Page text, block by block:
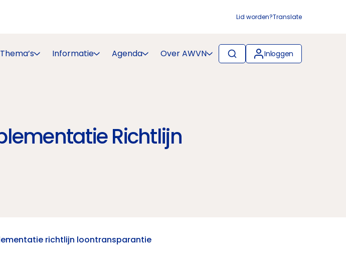
Lid worden?Translate
Thema’s Informatie Agenda Over AWVN Inloggen
Richtlijn
richtlijn loontransparantie